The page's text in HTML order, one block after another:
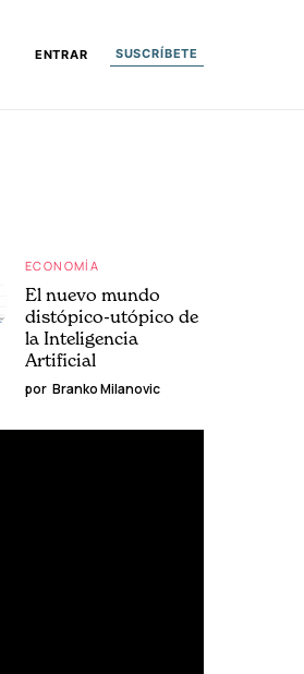
ENTRAR SUSCRÍBETE
ECONOMÍA
El nuevo mundo
distópico-utópico de
la Inteligencia
Artificial
por Branko Milanovic